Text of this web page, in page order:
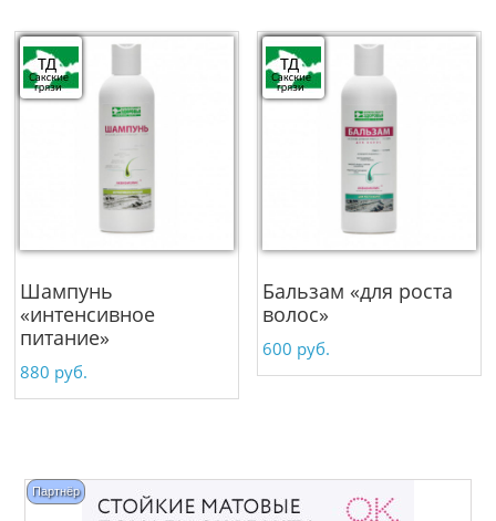
Шампунь
«интенсивное
питание»
880 руб.
Бальзам «для роста
волос»
600 руб.
Партнёр